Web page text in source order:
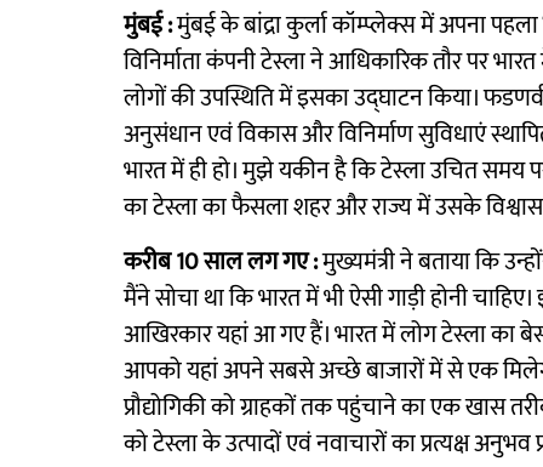
मुंबई :मुंबई के बांद्रा कुर्ला कॉम्प्लेक्स में अपना
विनिर्माता कंपनी टेस्ला ने आधिकारिक तौर पर
लोगों की उपस्थिति में इसका उद्घाटन किया।
अनुसंधान एवं विकास और विनिर्माण सुविधाएं
भारत में ही हो। मुझे यकीन है कि टेस्ला उचित समय
का टेस्ला का फैसला शहर और राज्य में उसके विश्वास
करीब 10 साल लग गए :मुख्यमंत्री ने बताया कि
मैंने सोचा था कि भारत में भी ऐसी गाड़ी होनी
आखिरकार यहां आ गए हैं। भारत में लोग टेस्ला का
आपको यहां अपने सबसे अच्छे बाजारों में से एक
प्रौद्योगिकी को ग्राहकों तक पहुंचाने का एक खास
को टेस्ला के उत्पादों एवं नवाचारों का प्रत्यक्ष अनुभव